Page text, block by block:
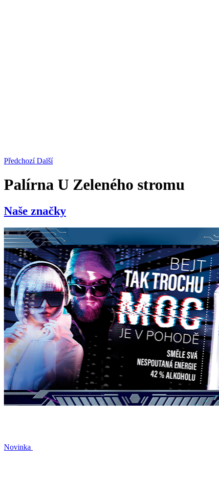
Předchozí Další
Palírna U Zeleného stromu
Naše značky
Novinka